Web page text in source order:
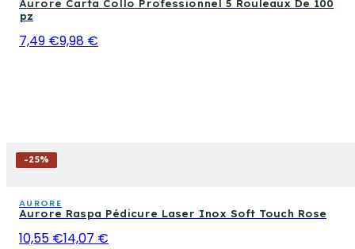
Aurore Carta Collo Professionnel 5 Rouleaux De 100
pz
7,49 €9,98 €
-25%
AURORE
Aurore Raspa Pédicure Laser Inox Soft Touch Rose
10,55 €14,07 €